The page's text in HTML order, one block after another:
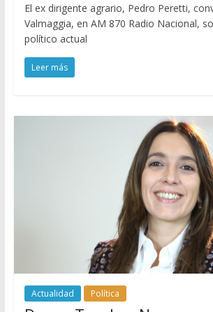
El ex dirigente agrario, Pedro Peretti,
Valmaggia, en AM 870 Radio Nacional,
político actual
Leer más
Actualidad Política